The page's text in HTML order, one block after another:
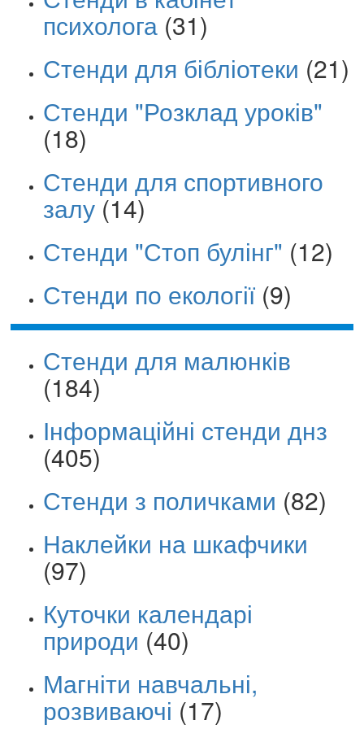
психолога (31)
Стенди для бібліотеки (21)
Стенди "Розклад уроків"
(18)
Стенди для спортивного
залу(14)
Стенди "Стоп булінг" (12)
Стенди по екології (9)
Стенди для малюнків
(184)
Інформаційні стенди днз
(405)
Стенди з поличками (82)
Наклейки на шкафчики
(97)
Куточки календарі
природи (40)
Магніти навчальні,
розвиваючі (17)